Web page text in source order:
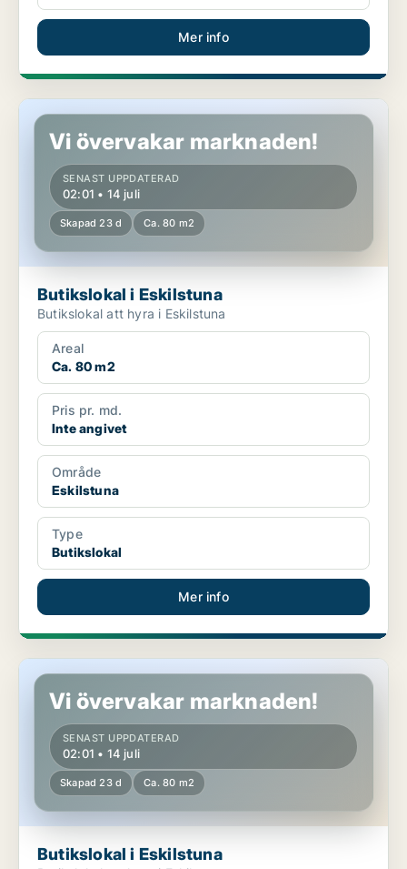
Mer info
Butikslokal i Eskilstuna
Vi övervakar marknaden!
SENAST UPPDATERAD
02:01 • 14 juli
Skapad 23 d Ca. 80 m2
Butikslokal i Eskilstuna
Butikslokal att hyra i Eskilstuna
Areal
Ca. 80 m2
Pris pr. md.
Inte angivet
Område
Eskilstuna
Type
Butikslokal
Mer info
Butikslokal i Eskilstuna
Vi övervakar marknaden!
SENAST UPPDATERAD
02:01 • 14 juli
Skapad 23 d Ca. 80 m2
Butikslokal i Eskilstuna